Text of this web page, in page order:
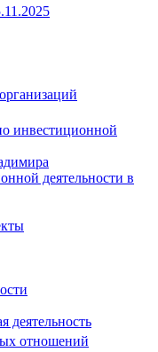
инвестиционной
деятельности в
деятельность
отношений